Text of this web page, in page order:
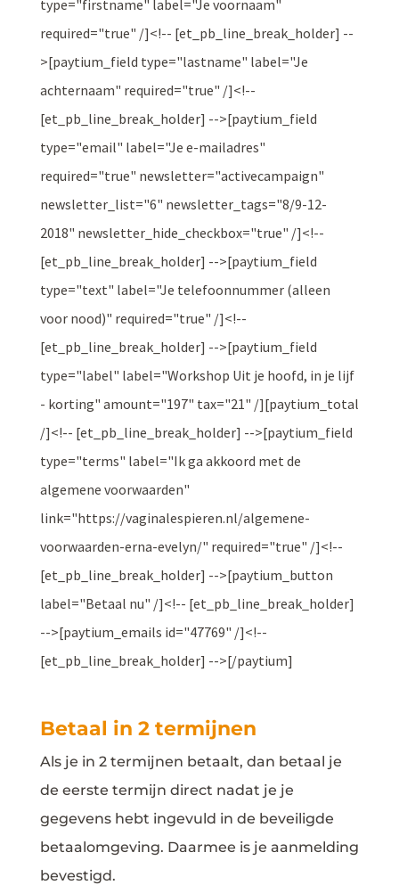
type="firstname" label="Je voornaam"
required="true" /]<!-- [et_pb_line_break_holder] --
>[paytium_field type="lastname" label="Je
achternaam" required="true" /]<!--
[et_pb_line_break_holder] -->[paytium_field
type="email" label="Je e-mailadres"
required="true" newsletter="activecampaign"
newsletter_list="6" newsletter_tags="8/9-12-
2018" newsletter_hide_checkbox="true" /]<!--
[et_pb_line_break_holder] -->[paytium_field
type="text" label="Je telefoonnummer (alleen
voor nood)" required="true" /]<!--
[et_pb_line_break_holder] -->[paytium_field
type="label" label="Workshop Uit je hoofd, in je lijf
- korting" amount="197" tax="21" /][paytium_total
/]<!-- [et_pb_line_break_holder] -->[paytium_field
type="terms" label="Ik ga akkoord met de
algemene voorwaarden"
link="https://vaginalespieren.nl/algemene-
voorwaarden-erna-evelyn/" required="true" /]<!--
[et_pb_line_break_holder] -->[paytium_button
label="Betaal nu" /]<!-- [et_pb_line_break_holder]
-->[paytium_emails id="47769" /]<!--
[et_pb_line_break_holder] -->[/paytium]
Betaal in 2 termijnen
Als je in 2 termijnen betaalt, dan betaal je
de eerste termijn direct nadat je je
gegevens hebt ingevuld in de beveiligde
betaalomgeving. Daarmee is je aanmelding
bevestigd.